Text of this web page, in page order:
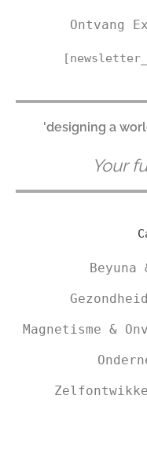
Ontvang
'designing a
Your
Beyuna
Magnetisme &